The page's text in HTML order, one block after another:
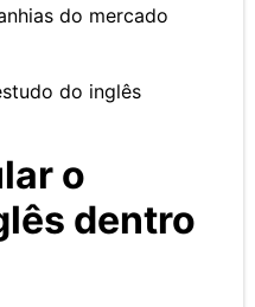
do mercado
o
dentro